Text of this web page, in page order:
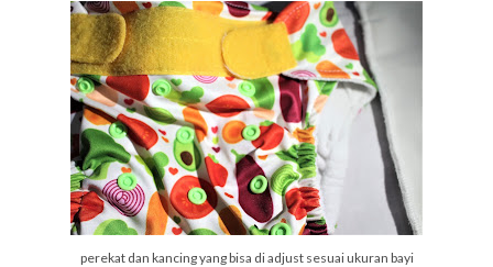
perekat dan kancing yang bisa di adjust sesuai ukuran bayi